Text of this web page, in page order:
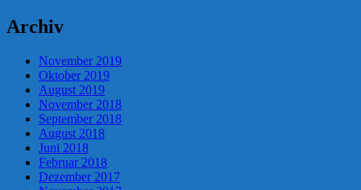
Archiv
November 2019
Oktober 2019
August 2019
November 2018
September 2018
August 2018
Juni 2018
Februar 2018
Dezember 2017